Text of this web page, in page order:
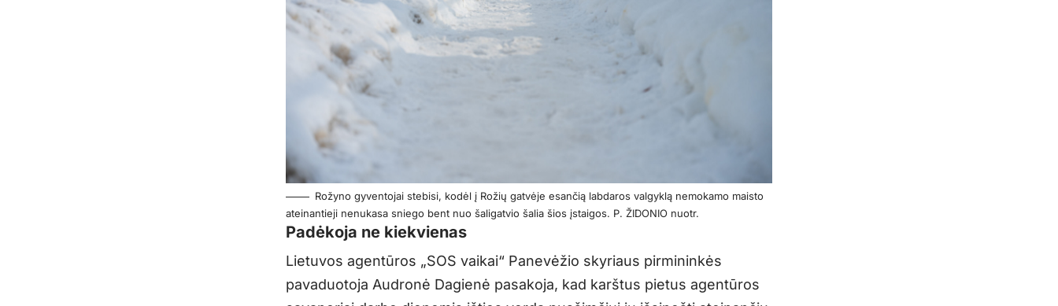
Rožyno gyventojai stebisi, kodėl į Rožių gatvėje esančią labdaros valgyklą nemokamo maisto
ateinantieji nenukasa sniego bent nuo šaligatvio šalia šios įstaigos. P. ŽIDONIO nuotr.
Padėkoja ne kiekvienas
Lietuvos agentūros „SOS vaikai“ Panevėžio skyriaus pirmininkės
pavaduotoja Audronė Dagienė pasakoja, kad karštus pietus agentūros